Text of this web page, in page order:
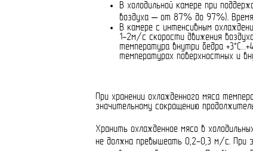
В холодильной камере при
воздуха – от 87% до 97%). Время
В камере с интенсивным
1-2м/с скорости движения
температура внутри бедра
температурах поверхностных и
При хранении охлажденного мяса
значительному сокращению
Хранить охлажденное мясо в
не должна превышеать 0,2-0,3 м/с. При